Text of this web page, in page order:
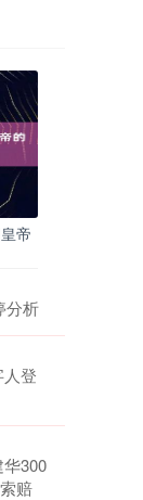
帝
分析
登
300
赔